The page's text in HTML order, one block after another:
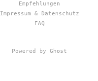
Empfehlungen
Impressum & Datenschutz
FAQ
Powered by Ghost